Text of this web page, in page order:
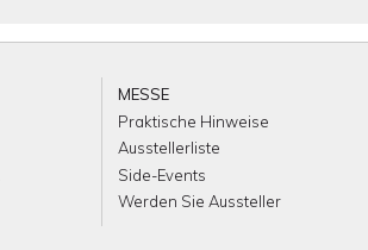
MESSE
Praktische Hinweise
Ausstellerliste
Side-Events
Werden Sie Aussteller